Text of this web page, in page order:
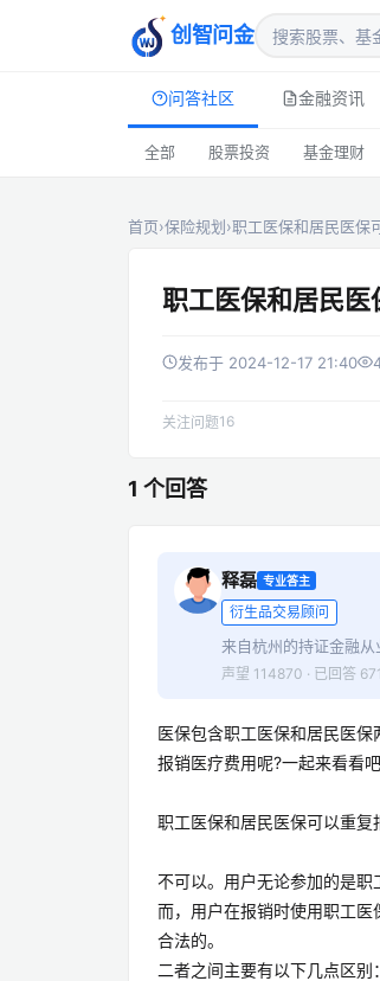
创智问金
问答社区 金融资讯
全部 股票投资 基金理财
首页›保险规划›职工医保和居民医保
职工医保和居民医
发布于 2024-12-17 21:40
关注问题16
1 个回答
释磊 专业答主
衍生品交易顾问
来自杭州的持证金融从
声望 114870 · 已回答
医保包含职工医保和居民医
报销医疗费用呢?一起来看看吧
职工医保和居民医保可以重复
不可以。用户无论参加的是
而，用户在报销时使用职工
合法的。
二者之间主要有以下几点区别：